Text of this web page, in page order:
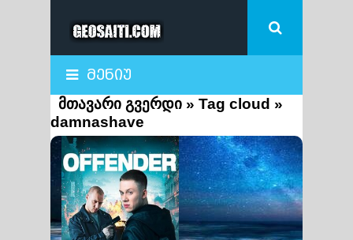
მენიუ
მთავარი გვერდი » Tag cloud »
damnashave